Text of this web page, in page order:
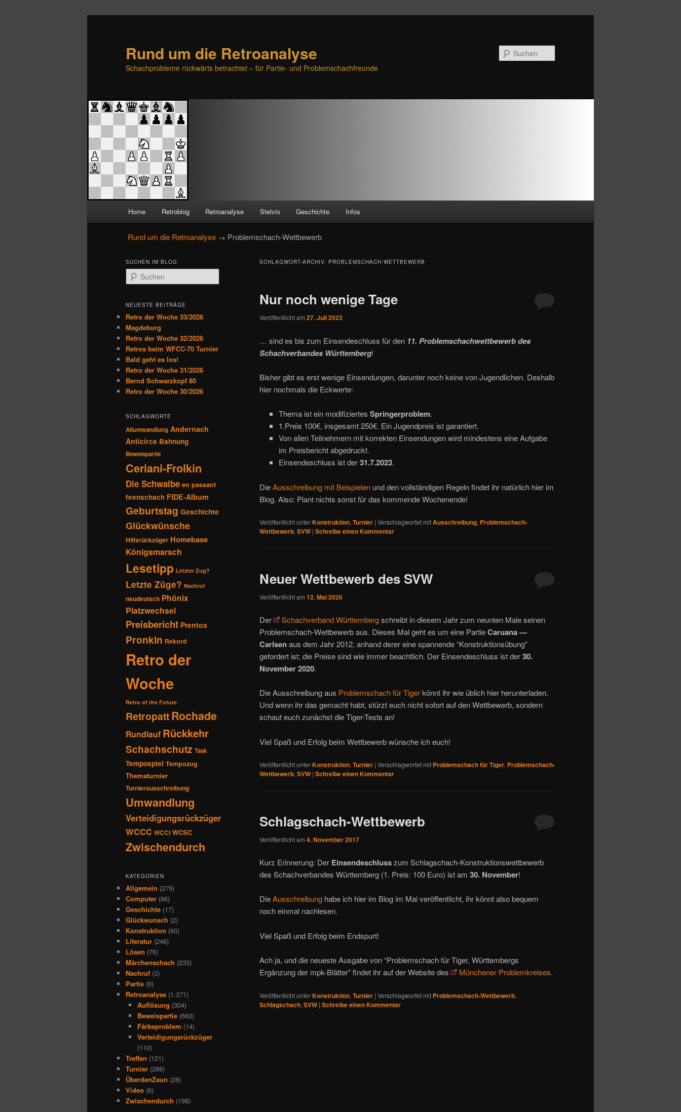
Rund um die Retroanalyse
Schachprobleme rückwärts betrachtet – für Partie- und Problemschachfreunde
Zum
primären
Inhalt
springen
Zum
sekundären
Inhalt
springen
Home Retroblog Retroanalyse Stelvio Geschichte Infos
Rund um die Retroanalyse → Problemschach-Wettbewerb
SCHLAGWORT-ARCHIV: PROBLEMSCHACH-WETTBEWERB
Nur noch wenige Tage
Veröffentlicht am 27. Juli 2023
… sind es bis zum Einsendeschluss für den 11. Problemschachwettbewerb des
Schachverbandes Württemberg!
Bisher gibt es erst wenige Einsendungen, darunter noch keine von Jugendlichen. Deshalb
hier nochmals die Eckwerte:
Thema ist ein modifiziertes Springerproblem.
1.Preis 100€, insgesamt 250€. Ein Jugendpreis ist garantiert.
Von allen Teilnehmern mit korrekten Einsendungen wird mindestens eine Aufgabe
im Preisbericht abgedruckt.
Einsendeschluss ist der31.7.2023.
DieAusschreibung mit Beispielen und den vollständigen Regeln findet ihr natürlich hier im
Blog. Also: Plant nichts sonst für das kommende Wochenende!
Veröffentlicht unterKonstruktion, Turnier | Verschlagwortet mitAusschreibung, Problemschach-
Wettbewerb, SVW | Schreibe einen Kommentar
Neuer Wettbewerb des SVW
Veröffentlicht am 12. Mai 2020
Der Schachverband Württembergschreibt in diesem Jahr zum neunten Male seinen
Problemschach-Wettbewerb aus. Dieses Mal geht es um eine PartieCaruana —
Carlsenaus dem Jahr 2012, anhand derer eine spannende “Konstruktionsübung”
gefordert ist; die Preise sind wie immer beachtlich. Der Einsendeschluss ist der30.
November 2020.
Die Ausschreibung aus Problemschach für Tiger könnt ihr wie üblich hier herunterladen.
Und wenn ihr das gemacht habt, stürzt euch nicht sofort auf den Wettbewerb, sondern
schaut euch zunächst die Tiger-Tests an!
Viel Spaß und Erfolg beim Wettbewerb wünsche ich euch!
Veröffentlicht unterKonstruktion, Turnier | Verschlagwortet mit Problemschach für Tiger, Problemschach-
Wettbewerb, SVW | Schreibe einen Kommentar
Schlagschach-Wettbewerb
Veröffentlicht am 4. November 2017
Kurz Erinnerung: Der Einsendeschlusszum Schlagschach-Konstruktionswettbewerb
des Schachverbandes Württemberg (1. Preis: 100 Euro) ist am 30. November!
DieAusschreibung habe ich hier im Blog im Mai veröffentlicht, ihr könnt also bequem
noch einmal nachlesen.
Viel Spaß und Erfolg beim Endspurt!
Ach ja, und die neueste Ausgabe von “Problemschach für Tiger, Württembergs
Ergänzung der mpk-Blätter” findet ihr auf der Website des
Münchener Problemkreises.
Veröffentlicht unterKonstruktion, Turnier | Verschlagwortet mit Problemschach-Wettbewerb,
Schlagschach, SVW | Schreibe einen Kommentar
SUCHEN IM BLOG
u
h
n
NEUESTE BEITRÄGE
Retro der Woche 33/2026
Magdeburg
Retro der Woche 32/2026
Retros beim WFCC-70 Turnier
Bald geht es los!
Retro der Woche 31/2026
Bernd Schwarzkopf 80
Retro der Woche 30/2026
SCHLAGWORTE
Allumwandlung Andernach
Anticirce Bahnung
Beweispartie
Ceriani-Frolkin
Die Schwalbe en passant
feenschach FIDE-Album
Geburtstag Geschichte
Glückwünsche
Hilfsrückzüger Homebase
Königsmarsch
Lesetipp Letzter Zug?
Letzte Züge? Nachruf
neudeutsch Phönix
Platzwechsel
Preisbericht Prentos
Pronkin Rekord
Retro der
Woche
Retro of the Future
RetropattRochade
Rundlauf Rückkehr
Schachschutz Task
Tempospiel Tempozug
Thematurnier
Turnierausschreibung
Umwandlung
Verteidigungsrückzüger
WCCC WCCI WCSC
Zwischendurch
KATEGORIEN
Allgemein (279)
Computer (86)
Geschichte (17)
Glückwunsch (2)
Konstruktion (60)
Literatur (246)
Lösen (76)
Märchenschach (233)
Nachruf (3)
Partie (6)
Retroanalyse (1.371)
Auflösung (304)
Beweispartie(663)
Färbeproblem (14)
Verteidigungsrückzüger
(110)
Treffen (121)
Turnier (288)
ÜberdenZaun (28)
Video (6)
Zwischendurch (198)